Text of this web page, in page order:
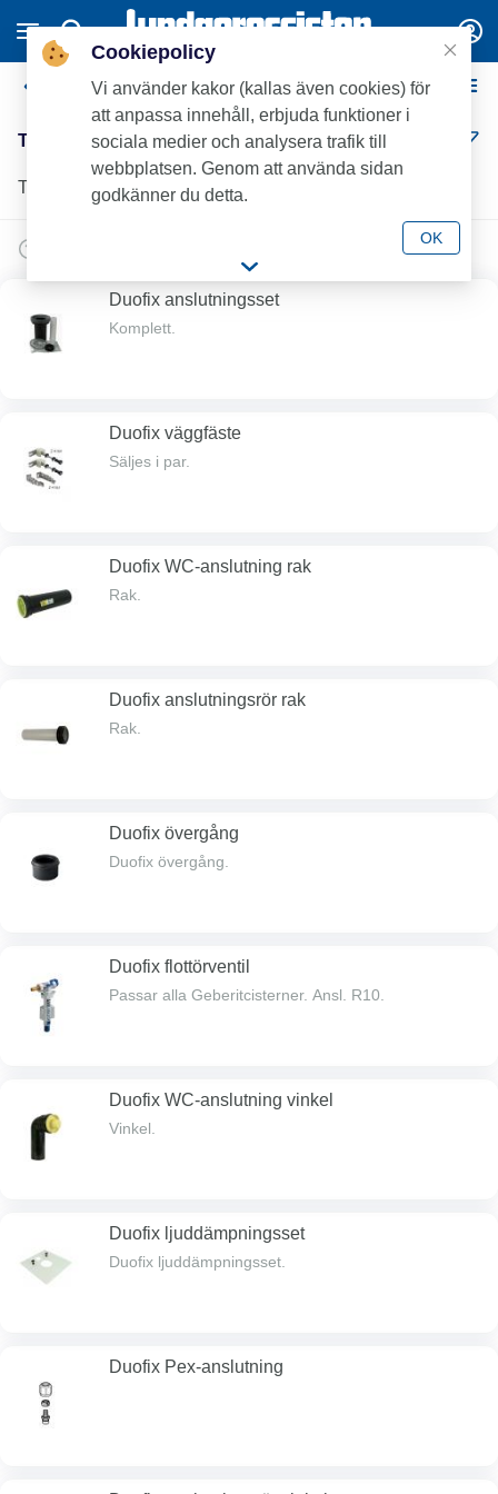
Tillbehör Geberit WC-fixtur
Tillbehör Geberit WC-fixtur (30)
Tillbehör och Reservdelar till Geberit WC-fixturer.
Duofix anslutningsset
Komplett.
Duofix väggfäste
Säljes i par.
Duofix WC-anslutning rak
Rak.
Duofix anslutningsrör rak
Rak.
Duofix övergång
Duofix övergång.
Duofix flottörventil
Passar alla Geberitcisterner. Ansl. R10.
Duofix WC-anslutning vinkel
Vinkel.
Duofix ljuddämpningsset
Duofix ljuddämpningsset.
Duofix Pex-anslutning
Cookiepolicy
Vi använder kakor (kallas även cookies) för
att anpassa innehåll, erbjuda funktioner i
sociala medier och analysera trafik till
webbplatsen. Genom att använda sidan
godkänner du detta.
OK